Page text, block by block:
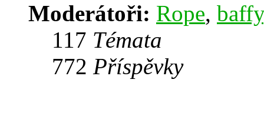
Moderátoři: Rope, baffy
117 Témata
772 Příspěvky